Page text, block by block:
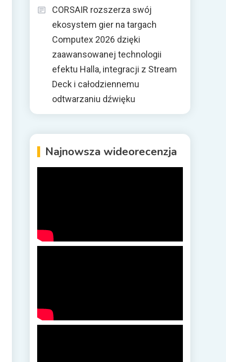
CORSAIR rozszerza swój
ekosystem gier na targach
Computex 2026 dzięki
zaawansowanej technologii
efektu Halla, integracji z Stream
Deck i całodziennemu
odtwarzaniu dźwięku
Najnowsza wideorecenzja